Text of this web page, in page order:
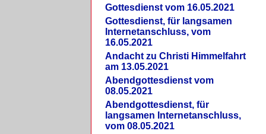
Gottesdienst vom 16.05.2021
Gottesdienst, für langsamen
Internetanschluss, vom
16.05.2021
Andacht zu Christi Himmelfahrt
am 13.05.2021
Abendgottesdienst vom
08.05.2021
Abendgottesdienst, für
langsamen Internetanschluss,
vom 08.05.2021